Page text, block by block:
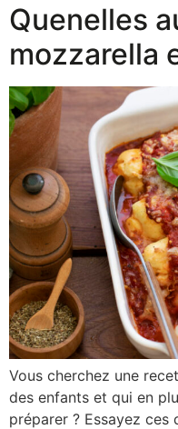
Quenelles
mozzarella
Vous cherchez une
des enfants et qui en
préparer ? Essayez ces